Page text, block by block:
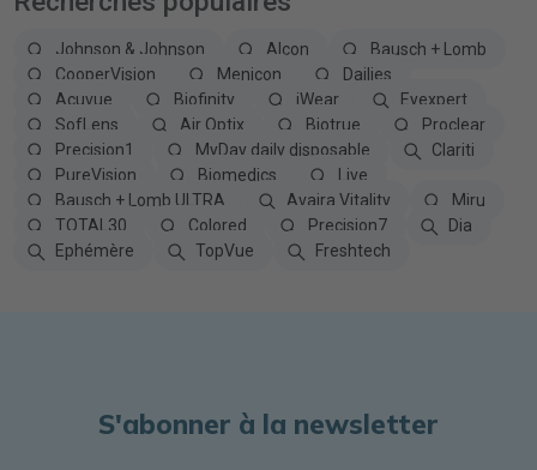
Johnson & Johnson Alcon
Bausch + Lomb
CooperVision
Menicon
Dailies
Acuvue
Biofinity iWear
Eyexpert
SofLens
Air Optix Biotrue
Proclear
Precision1
MyDay daily disposable
Clariti
PureVision
Biomedics
Live
Bausch + Lomb ULTRA
Avaira Vitality
Miru
TOTAL30
Colored Precision7
Dia
Ephémère
TopVue Freshtech
S'abonner à la newsletter